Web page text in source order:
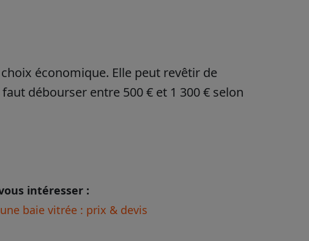
économique. Elle peut revêtir de
débourser entre 500 € et 1 300 € selon
intéresser :
baie vitrée : prix & devis